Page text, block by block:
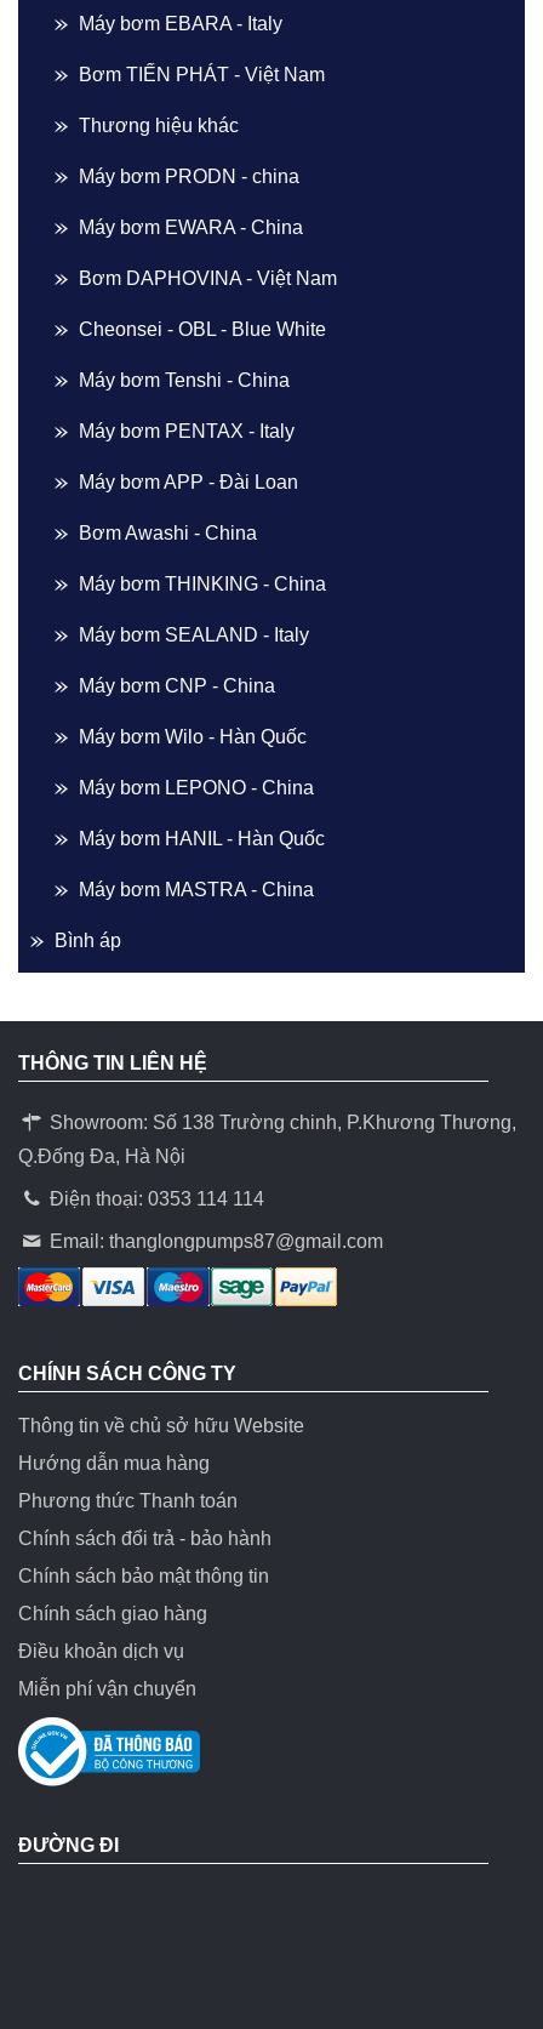
Máy bơm EBARA - Italy
Bơm TIẾN PHÁT - Việt Nam
Thương hiệu khác
Máy bơm PRODN - china
Máy bơm EWARA - China
Bơm DAPHOVINA - Việt Nam
Cheonsei - OBL - Blue White
Máy bơm Tenshi - China
Máy bơm PENTAX - Italy
Máy bơm APP - Đài Loan
Bơm Awashi - China
Máy bơm THINKING - China
Máy bơm SEALAND - Italy
Máy bơm CNP - China
Máy bơm Wilo - Hàn Quốc
Máy bơm LEPONO - China
Máy bơm HANIL - Hàn Quốc
Máy bơm MASTRA - China
Bình áp
THÔNG TIN LIÊN HỆ
Showroom: Số 138 Trường chinh, P.Khương Thương,
Q.Đống Đa, Hà Nội
Điện thoại: 0353 114 114
Email:thanglongpumps87@gmail.com
CHÍNH SÁCH CÔNG TY
Thông tin về chủ sở hữu Website
Hướng dẫn mua hàng
Phương thức Thanh toán
Chính sách đổi trả - bảo hành
Chính sách bảo mật thông tin
Chính sách giao hàng
Điều khoản dịch vụ
Miễn phí vận chuyển
ĐƯỜNG ĐI